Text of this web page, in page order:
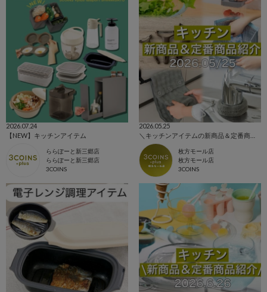
2026.07.24
【NEW】キッチンアイテム
ららぽーと新三郷店
ららぽーと新三郷店
3COINS
2026.05.25
＼キッチンアイテムの新商品＆定番商品をご紹介！／
枚方モール店
枚方モール店
3COINS